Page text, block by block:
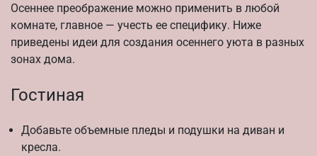
Осеннее преображение можно применить в любой
комнате, главное — учесть ее специфику. Ниже
приведены идеи для создания осеннего уюта в разных
зонах дома.
Гостиная
Добавьте объемные пледы и подушки на диван и
кресла.